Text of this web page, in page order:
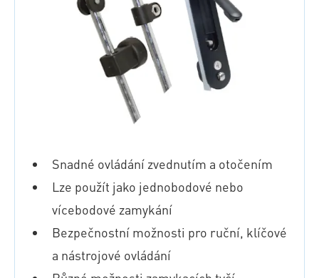
Snadné ovládání zvednutím a otočením
Lze použít jako jednobodové nebo
vícebodové zamykání
Bezpečnostní možnosti pro ruční, klíčové
a nástrojové ovládání